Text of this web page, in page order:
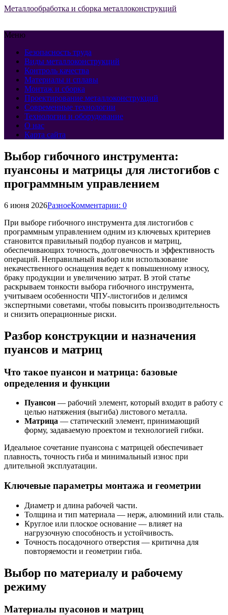
Металлообработка и сборка металлоконструкций
Меню
Безопасность труда
Виды металлоконструкций
Контроль качества
Материалы и сплавы
Монтаж и сборка
Проектирование металлоконструкций
Современные технологии
Технологии и оборудование
О нас
Карта сайта
Выбор гибочного инструмента:
пуансоны и матрицы для листогибов с
программным управлением
6 июня 2026РазноеКомментарии: 0
При выборе гибочного инструмента для листогибов с
программным управлением одним из ключевых критериев
становится правильный подбор пуансов и матриц,
обеспечивающих точность, долговечность и эффективность
операций. Неправильный выбор или использование
некачественного оснащения ведет к повышенному износу,
браку продукции и увеличению затрат. В этой статье
раскрываем тонкости выбора гибочного инструмента,
учитываем особенности ЧПУ-листогибов и делимся
экспертными советами, чтобы повысить производительность
и снизить операционные риски.
Разбор конструкции и назначения
пуансов и матриц
Что такое пуансон и матрица: базовые
определения и функции
Пуансон — рабочий элемент, который входит в работу с
целью натяжения (выгиба) листового металла.
Матрица — статический элемент, принимающий
форму, задаваемую проектом и технологией гибки.
Идеальное сочетание пуансона с матрицей обеспечивает
плавность, точность гиба и минимальный износ при
длительной эксплуатации.
Ключевые параметры монтажа и геометрии
Диаметр и длина рабочей части.
Толщина и тип материала — нерж, алюминий или сталь.
Круглое или плоское основание — влияет на
нагрузочную способность и устойчивость.
Точность посадочного отверстия — критична для
повторяемости и геометрии гиба.
Выбор по материалу и рабочему
режиму
Материалы пуасонов и матриц